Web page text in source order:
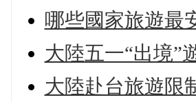
哪些國家旅遊最
大陸五一“出境”
大陸赴台旅遊限